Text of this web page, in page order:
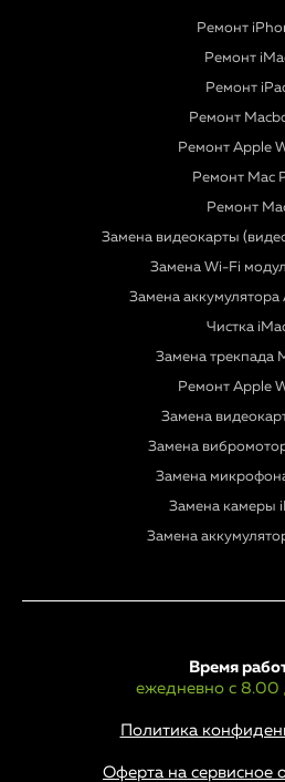
Ремонт
Ремонт
Ремонт
Ремонт
Ремонт Apple
Ремонт Mac
Ремонт
Замена видеокарты
Замена Wi-Fi
Замена аккумулятора
Чистка
Замена трекпада
Ремонт Apple
Замена
Замена
Замена
Замена камеры
Замена
Политика
Время
ежедневно с
Оферта на сервисное